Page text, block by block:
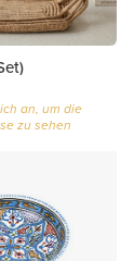
an, um die
zu sehen